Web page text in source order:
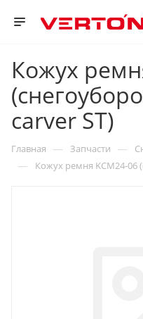
Кожух
carver ST)
Главная — Запчасти —
— Кожух ремня KCМ24-06